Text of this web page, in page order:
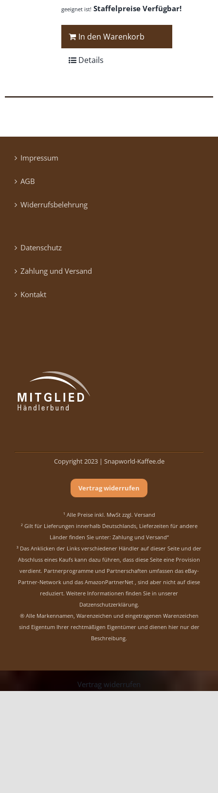
geeignet ist! Staffelpreise Verfügbar!
In den Warenkorb
Details
Impressum
AGB
Widerrufsbelehrung
Datenschutz
Zahlung und Versand
Kontakt
Copyright 2023 | Snapworld-Kaffee.de
Vertrag widerrufen
¹ Alle Preise inkl. MwSt zzgl. Versand
² Gilt für Lieferungen innerhalb Deutschlands, Lieferzeiten für andere
Länder finden Sie unter: Zahlung und Versand“
³ Das Anklicken der Links verschiedener Händler auf dieser Seite und der
Abschluss eines Kaufs kann dazu führen, dass diese Seite eine Provision
verdient. Partnerprogramme und Partnerschaften umfassen das eBay-
Partner-Network und das AmazonPartnerNet , sind aber nicht auf diese
reduziert. Weitere Informationen finden Sie in unserer
Datzenschutzerklärung.
® Alle Markennamen, Warenzeichen und eingetragenen Warenzeichen
sind Eigentum Ihrer rechtmäßigen Eigentümer und dienen hier nur der
Beschreibung.
Vertrag widerrufen